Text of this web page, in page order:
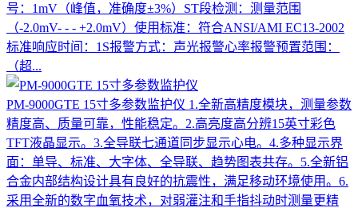
号：1mV（峰值，准确度±3%）ST段检测：测量范围
（-2.0mV- - - +2.0mV）使用标准：符合ANSI/AMI EC13-2002
标准响应时间：1S报警方式：声光报警心率报警预置范围：
（超...
PM-9000GTE 15寸多参数监护仪 1.全新高精度模块，测量参数
精度高、质量可靠，性能稳定。2.高亮度高分辨15英寸彩色
TFT液晶显示。3.全导联七通道同步显示心电。4.多种显示界
面：单导、标准、大字体、全导联、趋势图表共存。5.全新铝
合金内部结构设计具有良好的抗震性，满足移动环境使用。6.
采用全新的数字血氧技术，对弱灌注和手指抖动时测量更精